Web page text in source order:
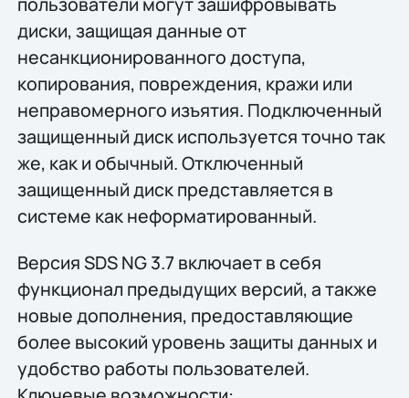
диски, защищая данные от
несанкционированного доступа,
копирования, повреждения, кражи или
неправомерного изъятия. Подключенный
защищенный диск используется точно так
же, как и обычный. Отключенный
защищенный диск представляется в
системе как неформатированный.
Версия SDS NG 3.7 включает в себя
функционал предыдущих версий, а также
новые дополнения, предоставляющие
более высокий уровень защиты данных и
удобство работы пользователей.